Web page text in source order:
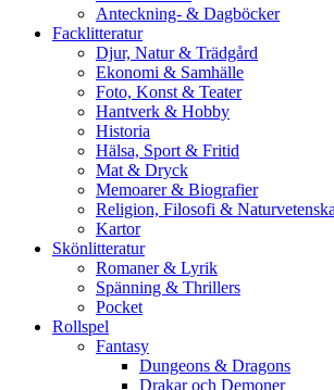
Anteckning- & Dagböcker
Facklitteratur
Djur, Natur & Trädgård
Ekonomi & Samhälle
Foto, Konst & Teater
Hantverk & Hobby
Historia
Hälsa, Sport & Fritid
Mat & Dryck
Memoarer & Biografier
Religion, Filosofi &
Kartor
Skönlitteratur
Romaner & Lyrik
Spänning & Thrillers
Pocket
Rollspel
Fantasy
Dungeons & Dragons
Drakar och Demoner